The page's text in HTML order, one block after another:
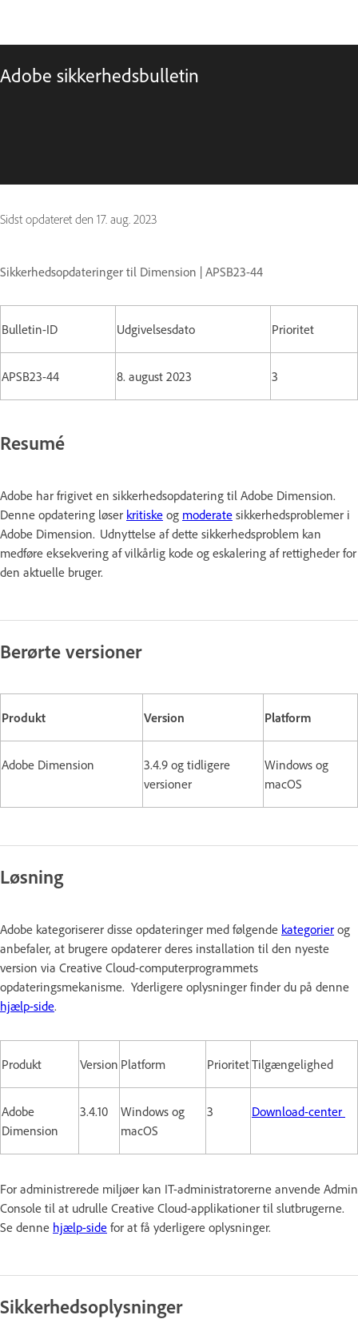
Adobe sikkerhedsbulletin
Sidst opdateret den 17. aug. 2023
Sikkerhedsopdateringer til Dimension | APSB23-44
Bulletin-ID Udgivelsesdato Prioritet
APSB23-44 8. august 2023 3
Resumé
Adobe har frigivet en sikkerhedsopdatering til Adobe Dimension.
Denne opdatering løser kritiske og moderate sikkerhedsproblemer i
Adobe Dimension. Udnyttelse af dette sikkerhedsproblem kan
medføre eksekvering af vilkårlig kode og eskalering af rettigheder for
den aktuelle bruger.
Berørte versioner
Produkt Version Platform
Adobe Dimension
3.4.9 og tidligere
versioner
Windows og
macOS
Løsning
Adobe kategoriserer disse opdateringer med følgende kategorier og
anbefaler, at brugere opdaterer deres installation til den nyeste
version via Creative Cloud-computerprogrammets
opdateringsmekanisme. Yderligere oplysninger finder du på denne
hjælp-side.
Produkt Version Platform PrioritetTilgængelighed
Adobe
Dimension
3.4.10
Windows og
macOS
3 Download-center
For administrerede miljøer kan IT-administratorerne anvende Admin
Console til at udrulle Creative Cloud-applikationer til slutbrugerne.
Se denne hjælp-side for at få yderligere oplysninger.
Sikkerhedsoplysninger